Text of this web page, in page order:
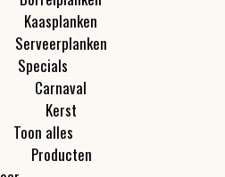
Kaasplanken
Serveerplanken
Specials
Carnaval
Kerst
Toon alles
Producten